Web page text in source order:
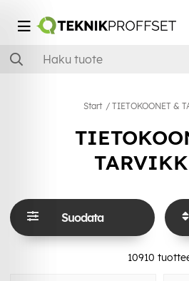
Start TIETOKOONET &
Suodata
10910